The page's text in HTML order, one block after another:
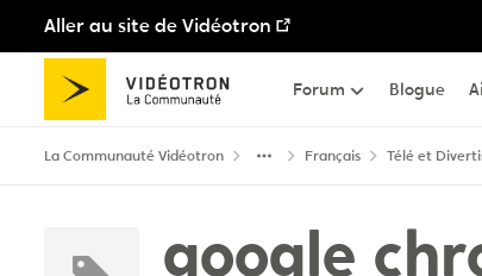
Aller au site de Vidéotron
Passer au contenu
Forum Blogue
La Communauté Vidéotron Français Télé et
google